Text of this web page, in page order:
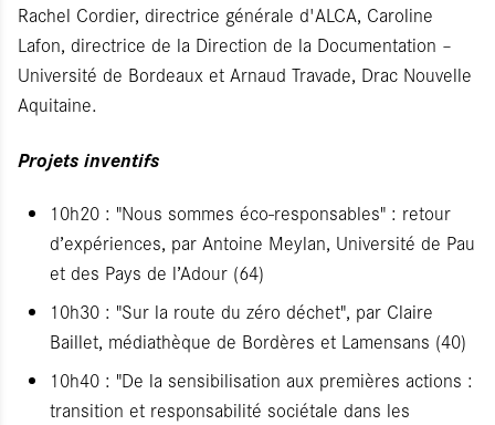
Rachel Cordier, directrice générale d'ALCA, Caroline
Lafon, directrice de la Direction de la Documentation –
Université de Bordeaux et Arnaud Travade, Drac Nouvelle
Aquitaine.
Projets inventifs
10h20 : "Nous sommes éco-responsables" : retour
d’expériences, par Antoine Meylan, Université de Pau
et des Pays de l’Adour (64)
10h30 : "Sur la route du zéro déchet", par Claire
Baillet, médiathèque de Bordères et Lamensans (40)
10h40 : "De la sensibilisation aux premières actions :
transition et responsabilité sociétale dans les